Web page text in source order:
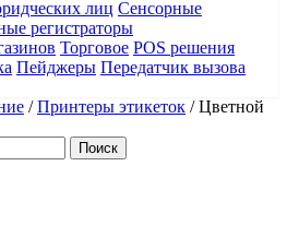
лиц Сенсорные
регистраторы
Торговое POS решения
Пейджеры Передатчик вызова
/Принтеры этикеток /Цветной